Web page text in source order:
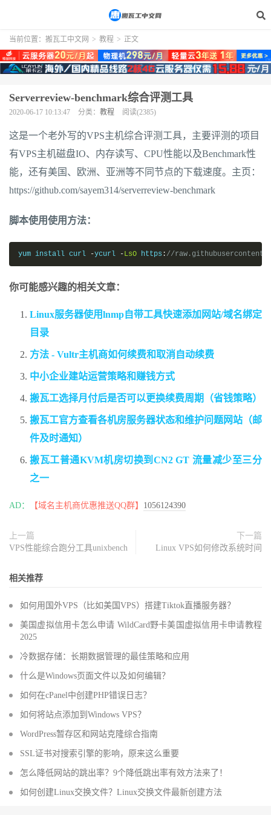
当前位置： 搬瓦工中文网 > 教程 > 正文
Serverreview-benchmark综合评测工具
2020-06-17 10:13:47 分类： 教程 阅读(2385)
这是一个老外写的VPS主机综合评测工具，主要评测的项目
有VPS主机磁盘IO、内存读写、CPU性能以及Benchmark性
能，还有美国、欧洲、亚洲等不同节点的下载速度。主页：
https://github.com/sayem314/serverreview-benchmark
脚本使用使用方法：
yum install curl -ycurl -LsO https : //
你可能感兴趣的相关文章：
Linux服务器使用lnmp自带工具快速添加网站/域名绑定
目录
方法 - Vultr主机商如何续费和取消自动续费
中小企业建站运营策略和赚钱方式
搬瓦工选择月付后是否可以更换续费周期（省钱策略）
搬瓦工官方查看各机房服务器状态和维护问题网站（邮
件及时通知）
搬瓦工普通KVM机房切换到CN2 GT 流量减少至三分
之一
AD： 【域名主机商优惠推送QQ群】 1056124390
上一篇
VPS性能综合跑分工具unixbench
下一篇
Linux VPS如何修改系统时间
相关推荐
如何用国外VPS（比如美国VPS）搭建Tiktok直播服务器？
美国虚拟信用卡怎么申请 WildCard野卡美国虚拟信用卡申请教程
2025
冷数据存储：长期数据管理的最佳策略和应用
什么是Windows页面文件以及如何编辑？
如何在cPanel中创建PHP错误日志？
如何将站点添加到Windows VPS？
WordPress暂存区和网站克隆综合指南
SSL证书对搜索引擎的影响，原来这么重要
怎么降低网站的跳出率？9个降低跳出率有效方法来了！
如何创建Linux交换文件？Linux交换文件最新创建方法